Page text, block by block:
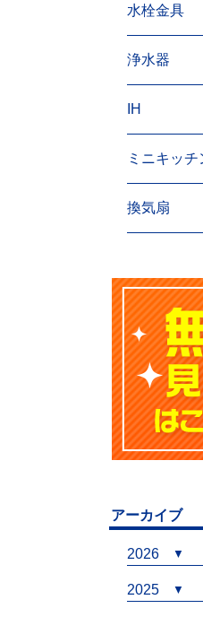
水栓金具
浄水器
IH
ミニキッ
換気扇
アーカイブ
2026
2025